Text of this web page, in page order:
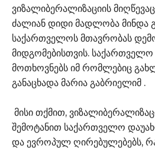
ვიზალიბერალიზაციის
ძალიან დიდი მადლობა მინდა
საქართველოს მთავრობას
მიდგომებისთვის.
მოთხოვნებს იმ რომლებიც
განაცხადა მარია გაბრიელიმ .
მისი თქმით,
შემოტანით საქართველო
და ევროპულ ღირებულებებს,